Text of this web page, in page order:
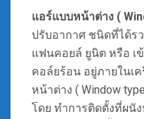
แอร์แบบหน้าต่าง (
ปรับอากาศ ชนิดที่ได้ร
แฟนคอยล์ ยูนิต หรือ เ
คอล์ยร้อน อยู่ภายในเ
หน้าต่าง ( Window
โดย ทำการติดตั้งที่ผนัง